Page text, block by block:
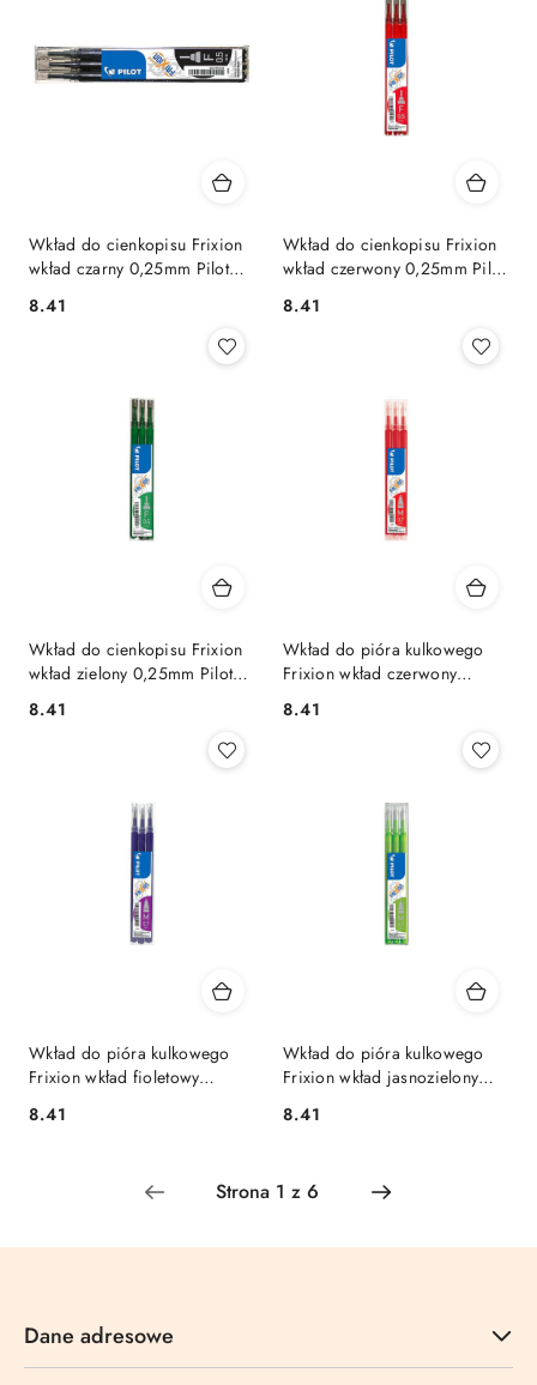
Wkład do cienkopisu Frixion
wkład czarny 0,25mm Pilot
Cena:
8.41
Wkład do cienkopisu Frixion
wkład czerwony 0,25mm Pilot
Cena:
8.41
Wkład do cienkopisu Frixion
wkład zielony 0,25mm Pilot
Cena:
8.41
Wkład do pióra kulkowego
Frixion wkład czerwony
Cena:
8.41
Wkład do pióra kulkowego
Frixion wkład fioletowy
Cena:
8.41
Wkład do pióra kulkowego
Frixion wkład jasnozielony
Cena:
8.41
Dane adresowe